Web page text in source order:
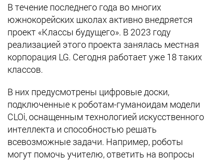
В течение последнего года во многих
южнокорейских школах активно внедряется
проект «Классы будущего». В 2023 году
реализацией этого проекта занялась местная
корпорация LG. Сегодня работает уже 18 таких
классов.
В них предусмотрены цифровые доски,
подключенные к роботам-гуманоидам модели
CLOi, оснащенным технологией искусственного
интеллекта и способностью решать
всевозможные задачи. Например, роботы
могут помочь учителю, ответить на вопросы